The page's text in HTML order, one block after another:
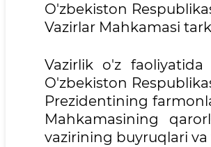
O'zbekiston
Vazirlar Mahkamasi
Vazirlik o'z
O'zbekiston
Prezidentining
Mahkamasining
vazirining buyruqlari